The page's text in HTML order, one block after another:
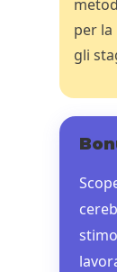
per
gli